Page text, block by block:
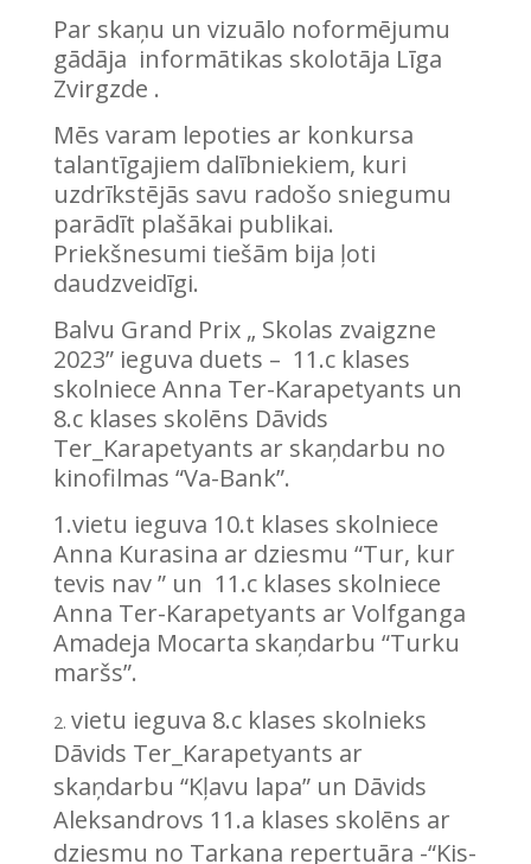
Par skaņu un vizuālo noformējumu
gādāja informātikas skolotāja Līga
Zvirgzde .
Mēs varam lepoties ar konkursa
talantīgajiem dalībniekiem, kuri
uzdrīkstējās savu radošo sniegumu
parādīt plašākai publikai.
Priekšnesumi tiešām bija ļoti
daudzveidīgi.
Balvu Grand Prix „ Skolas zvaigzne
2023” ieguva duets – 11.c klases
skolniece Anna Ter-Karapetyants un
8.c klases skolēns Dāvids
Ter_Karapetyants ar skaņdarbu no
kinofilmas “Va-Bank”.
1.vietu ieguva 10.t klases skolniece
Anna Kurasina ar dziesmu “Tur, kur
tevis nav ” un 11.c klases skolniece
Anna Ter-Karapetyants ar Volfganga
Amadeja Mocarta skaņdarbu “Turku
maršs”.
vietu ieguva 8.c klases skolnieks
Dāvids Ter_Karapetyants ar
skaņdarbu “Kļavu lapa” un Dāvids
Aleksandrovs 11.a klases skolēns ar
dziesmu no Tarkana repertuāra -“Kis-